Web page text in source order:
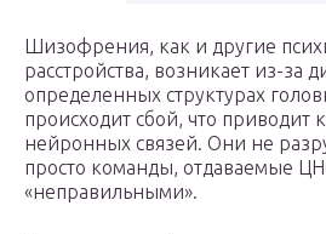
Шизофрения, как и другие
расстройства, возникает из-за
определенных структурах
происходит сбой, что
нейронных связей. Они не
просто команды, отдаваемые
«неправильными».